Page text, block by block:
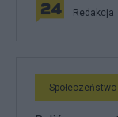
Redakcja
Społeczeństwo